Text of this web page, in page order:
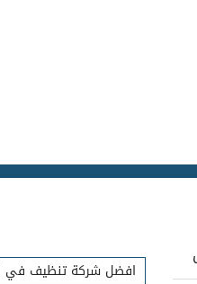
افضل شركة تنظيف في